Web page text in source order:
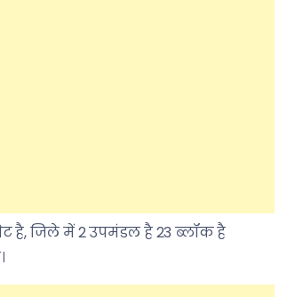
है, जिले में 2 उपमंडल है 23 ब्लॉक है